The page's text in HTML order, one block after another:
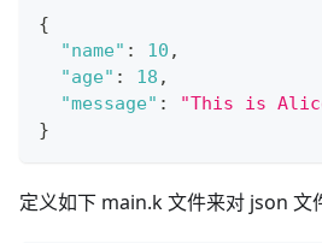
{
"name" : 10 ,
"age" : 18 ,
"message" :
"This is
}
定义如下 main.k 文件来对 json 文